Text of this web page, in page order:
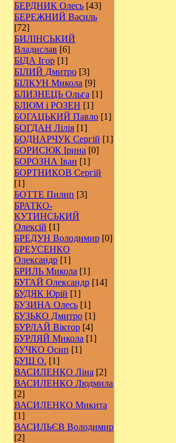
БЕРДНИК Олесь [43]
БЕРЕЖНИЙ Василь
[72]
БИЛІНСЬКИЙ
Владислав [6]
БІДА Ігор [1]
БІЛИЙ Дмитро [3]
БІЛКУН Микола [9]
БЛИЗНЕЦЬ Ольга [1]
БЛЮМ і РОЗЕН [1]
БОГАЦЬКИЙ Павло [1]
БОГДАН Лілія [1]
БОДНАРЧУК Сергій [1]
БОРИСЮК Ірина [0]
БОРОЗНА Іван [1]
БОРТНИКОВ Сергій
[1]
БОТТЕ Пилип [3]
БРАТКО-
КУТИНСЬКИЙ
Олексій [1]
БРЕДУН Володимир [0]
БРЕУСЕНКО
Олександр [1]
БРИЛЬ Микола [1]
БУГАЙ Олександр [14]
БУДЯК Юрій [1]
БУЗИНА Олесь [1]
БУЗЬКО Дмитро [1]
БУРЛАЙ Віктор [4]
БУРЛЯЙ Микола [1]
БУЧКО Осип [1]
БУШ О. [1]
ВАСИЛЕНКО Ліна [2]
ВАСИЛЕНКО Людмила
[2]
ВАСИЛЕНКО Микита
[1]
ВАСИЛЬЄВ Володимир
[2]